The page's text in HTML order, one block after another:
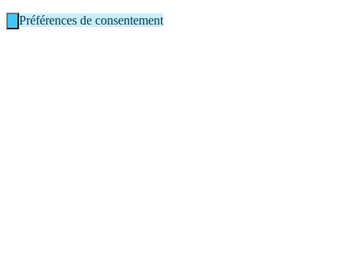
Préférences de consentement